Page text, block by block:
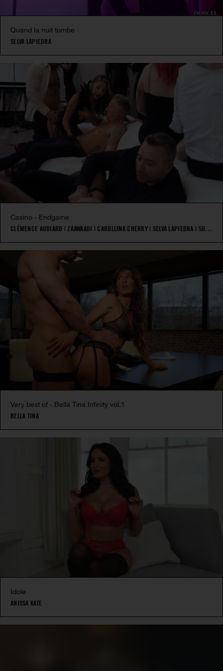
Quand la nuit tombe
SELVA LAPIEDRA
Casino - Endgame
CLÉMENCE AUDIARD | ZAAWAADI | CAROLLINA CHERRY| SELVA LAPIEDRA | SHALINA DEVINE
Very best of - Bella Tina Infinity vol.1
BELLA TINA
Idole
ANISSA KATE